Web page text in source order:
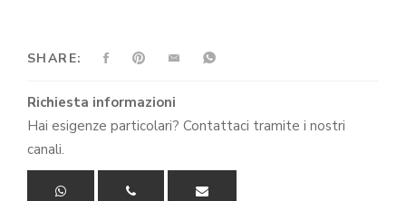
SHARE:
Richiesta informazioni
Hai esigenze particolari? Contattaci tramite i nostri
canali.